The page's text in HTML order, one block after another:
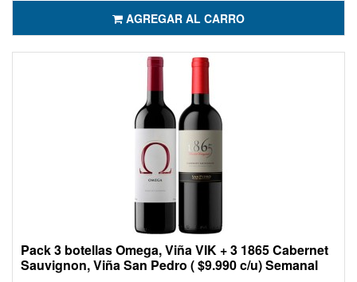
AGREGAR AL CARRO
Pack 3 botellas Omega, Viña VIK + 3 1865 Cabernet
Sauvignon, Viña San Pedro ( $9.990 c/u) Semanal